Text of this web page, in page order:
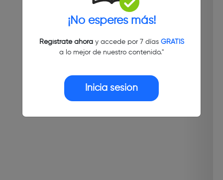
¡No esperes más!
Regístrate ahoray accede por 7 días GRATIS
a lo mejor de nuestro contenido."
Inicia sesión